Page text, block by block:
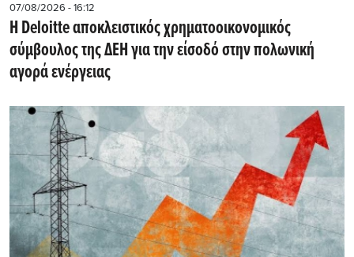
07/08/2026 - 16:12
Η Deloitte αποκλειστικός χρηματοοικονομικός
σύμβουλος της ΔΕΗ για την είσοδό στην πολωνική
αγορά ενέργειας